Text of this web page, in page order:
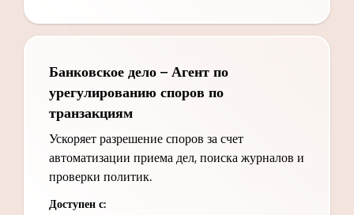
Банковское дело – Агент по
урегулированию споров по
транзакциям
Ускоряет разрешение споров за счет
автоматизации приема дел, поиска журналов и
проверки политик.
Доступен с: